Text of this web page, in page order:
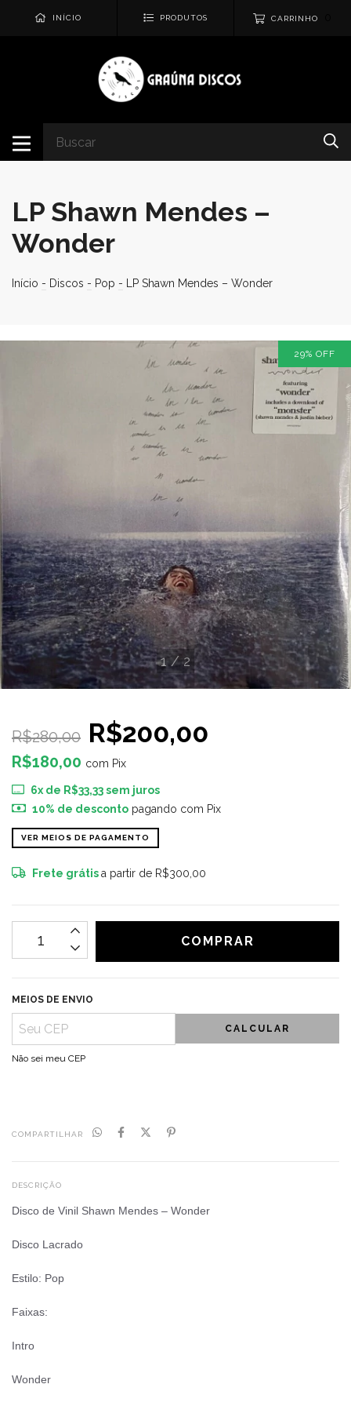
INÍCIO PRODUTOS CARRINHO
LP Shawn Mendes –
Wonder
Início - Discos - Pop - LP Shawn Mendes – Wonder
29% OFF
1/2
R$280,00 R$200,00
R$180,00 com Pix
6x de R$33,33sem juros
10% de descontopagando com Pix
VER MEIOS DE PAGAMENTO
Frete grátisa partir de R$300,00
MEIOS DE ENVIO
CALCULAR
Não sei meu CEP
COMPARTILHAR
DESCRIÇÃO
Disco de Vinil Shawn Mendes – Wonder
Disco Lacrado
Estilo: Pop
Faixas:
Intro
Wonder